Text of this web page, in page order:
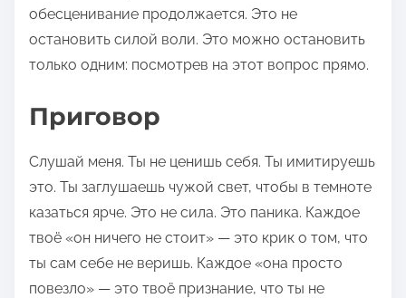
обесценивание продолжается. Это не
остановить силой воли. Это можно остановить
только одним: посмотрев на этот вопрос прямо.
Приговор
Слушай меня. Ты не ценишь себя. Ты имитируешь
это. Ты заглушаешь чужой свет, чтобы в темноте
казаться ярче. Это не сила. Это паника. Каждое
твоё «он ничего не стоит» — это крик о том, что
ты сам себе не веришь. Каждое «она просто
повезло» — это твоё признание, что ты не